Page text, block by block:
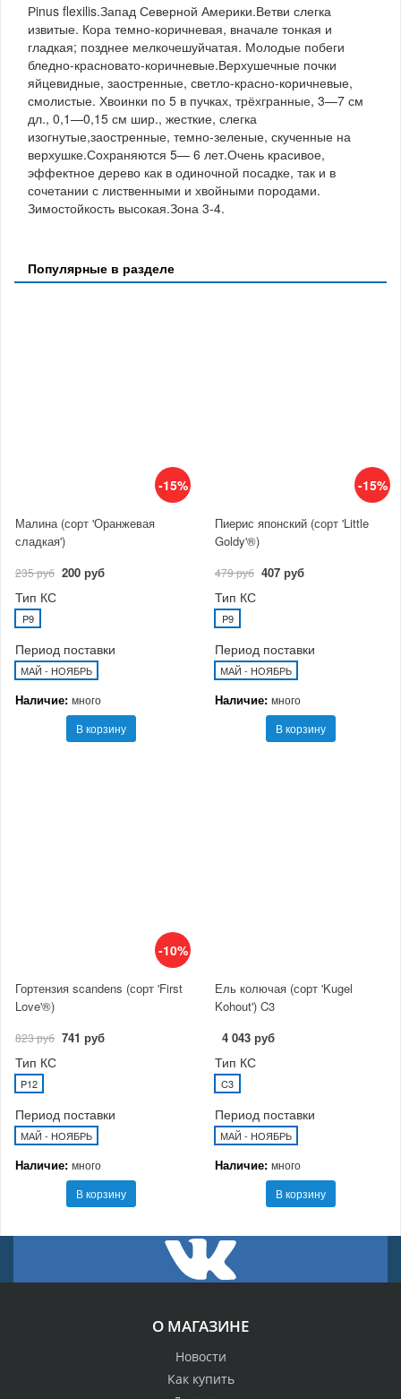
Рinus flexilis.Запад Северной Америки.Ветви слегка
извитые. Кора темно-коричневая, вначале тонкая и
гладкая; позднее мелкочешуйчатая. Молодые побеги
бледно-красновато-коричневые.Верхушечные почки
яйцевидные, заостренные, светло-красно-коричневые,
смолистые. Хвоинки по 5 в пучках, трёхгранные, 3—7 см
дл., 0,1—0,15 см шир., жесткие, слегка
изогнутые,заостренные, темно-зеленые, скученные на
верхушке.Сохраняются 5— 6 лет.Очень красивое,
эффектное дерево как в одиночной посадке, так и в
сочетании с лиственными и хвойными породами.
Зимостойкость высокая.Зона 3-4.
Популярные в разделе
-15%
Малина (сорт 'Оранжевая
сладкая')
235 руб 200 руб
Тип КС
P9
Период поставки
МАЙ - НОЯБРЬ
Наличие: много
В корзину
-15%
Пиерис японский (сорт 'Little
Goldy'®)
479 руб 407 руб
Тип КС
P9
Период поставки
МАЙ - НОЯБРЬ
Наличие: много
В корзину
-10%
Гортензия scandens (сорт 'First
Love'®)
823 руб 741 руб
Тип КС
P12
Период поставки
МАЙ - НОЯБРЬ
Наличие: много
В корзину
Ель колючая (сорт 'Kugel
Kohout') C3
4 043 руб
Тип КС
C3
Период поставки
МАЙ - НОЯБРЬ
Наличие: много
В корзину
О МАГАЗИНЕ
Новости
Как купить